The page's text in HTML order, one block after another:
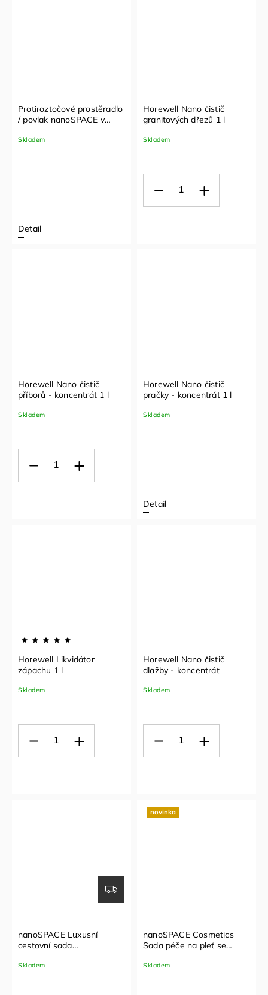
Protiroztočové prostěradlo
/ povlak nanoSPACE v
Skladem
Detail
Horewell Nano čistič
granitových dřezů 1 l
Skladem
Horewell Nano čistič
příborů - koncentrát 1 l
Skladem
Horewell Nano čistič
pračky - koncentrát 1 l
Skladem
Detail
Horewell Likvidátor
zápachu 1 l
Skladem
Horewell Nano čistič
dlažby - koncentrát
Skladem
nanoSPACE Luxusní
cestovní sada
biobavlna (prostěradlo v
Skladem
novinka
nanoSPACE Cosmetics
Sada péče na pleť se
Skladem